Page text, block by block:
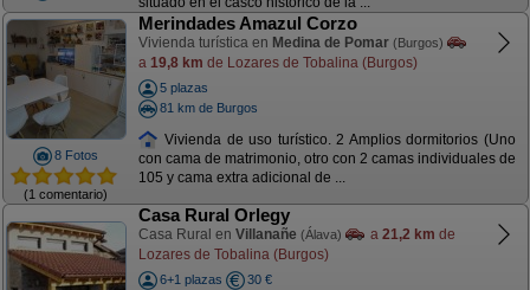
8 Fotos
(1 comentario)
Merindades Amazul Corzo
Vivienda turística en Medina de Pomar (Burgos)
a 19,8 km de Lozares de Tobalina (Burgos)
5 plazas
81 km de Burgos
Vivienda de uso turístico. 2 Amplios dormitorios (Uno
con cama de matrimonio, otro con 2 camas individuales de
105 y cama extra adicional de ...
Casa Rural Orlegy
Casa Rural en Villanañe (Álava) a 21,2 km de
Lozares de Tobalina (Burgos)
6+1 plazas
30 €